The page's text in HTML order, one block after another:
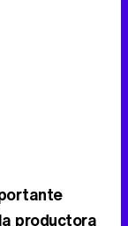
productora